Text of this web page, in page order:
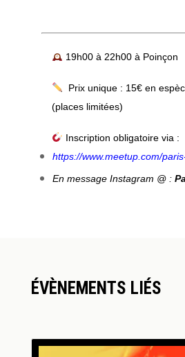
19h00 à 22h00 à Poinçon
Prix unique : 15€ en
(places limitées)
Inscription obligatoire via :
https://www.meetup.com/
En message Instagram @ :
ÉVÈNEMENTS LIÉS